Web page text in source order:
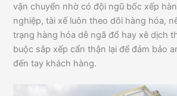
vận chuyển nhờ có đội ngũ bốc xếp
nghiệp, tài xế luôn theo dõi hàng hóa,
trạng hàng hóa dễ ngã đổ hay xê dịch
buộc sắp xếp cẩn thận lại để đảm bảo
đến tay khách hàng.